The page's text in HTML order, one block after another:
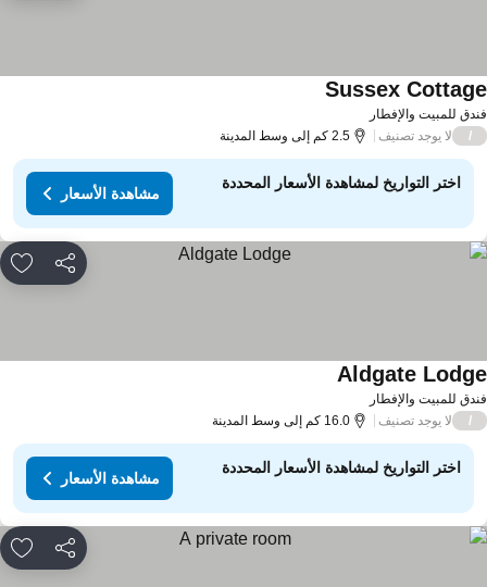
للمبيت والإفطار
Sussex
لا يوجد تصنيف 2.5 كم إلى وسط المدينة
اختر التواريخ لمشاهدة الأسعار المحددة
مشاهدة الأسعار
مشاركة
للمبيت والإفطار
Aldgate
لا يوجد تصنيف 16.0 كم إلى وسط المدينة
اختر التواريخ لمشاهدة الأسعار المحددة
مشاهدة الأسعار
مشاركة